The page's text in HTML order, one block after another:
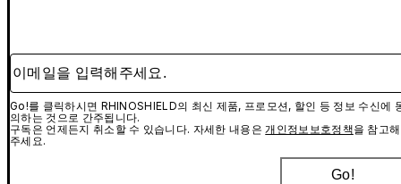
이메일을 입력해주세요.
Go!를 클릭하시면 RHINOSHIELD의 최신 제품, 프로모션, 할인 등 정보 수신에
의하는 것으로 간주됩니다.
구독은 언제든지 취소할 수 있습니다. 자세한 내용은개인정보보호정책을 참고해
주세요.
Go!